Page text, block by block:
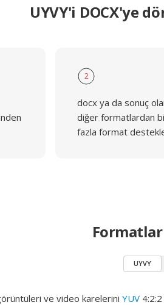
UYVY'i DOCX'ye
2
docx ya da sonuç
diğer formatlardan
fazla format
UYVY
ve video karelerini YUV